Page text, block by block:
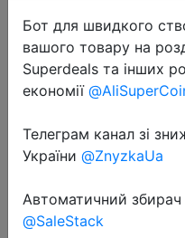
2020-12-09
20 шт. xiaomi
зажимами для
зажимами,
Бот для швидкого
вашого товару на
Superdeals та інших
економії
Телеграм канал зі
України @ZnyzkaUa
Автоматичний
@SaleStack